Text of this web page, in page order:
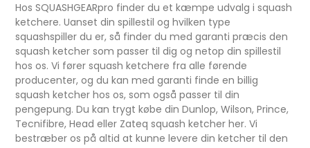
Hos SQUASHGEARpro finder du et kæmpe udvalg i squash
ketchere. Uanset din spillestil og hvilken type
squashspiller du er, så finder du med garanti præcis den
squash ketcher som passer til dig og netop din spillestil
hos os. Vi fører squash ketchere fra alle førende
producenter, og du kan med garanti finde en billig
squash ketcher hos os, som også passer til din
pengepung. Du kan trygt købe din Dunlop, Wilson, Prince,
Tecnifibre, Head eller Zateq squash ketcher her. Vi
bestræber os på altid at kunne levere din ketcher til den